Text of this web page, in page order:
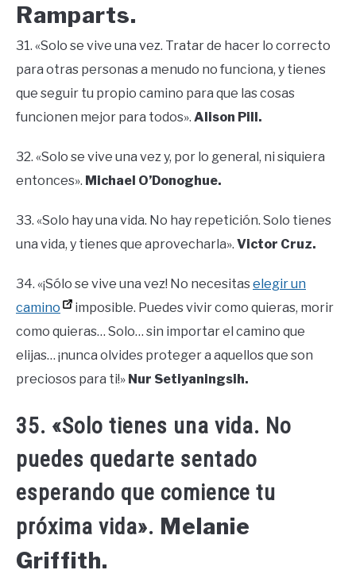
Ramparts.
31. «Solo se vive una vez. Tratar de hacer lo correcto
para otras personas a menudo no funciona, y tienes
que seguir tu propio camino para que las cosas
funcionen mejor para todos». Alison Pill.
32. «Solo se vive una vez y, por lo general, ni siquiera
entonces». Michael O’Donoghue.
33. «Solo hay una vida. No hay repetición. Solo tienes
una vida, y tienes que aprovecharla». Victor Cruz.
34. «¡Sólo se vive una vez! No necesitaselegir un
camino
imposible. Puedes vivir como quieras, morir
como quieras… Solo… sin importar el camino que
elijas… ¡nunca olvides proteger a aquellos que son
preciosos para ti!» Nur Setiyaningsih.
35. «Solo tienes una vida. No
puedes quedarte sentado
esperando que comience tu
próxima vida». Melanie
Griffith.